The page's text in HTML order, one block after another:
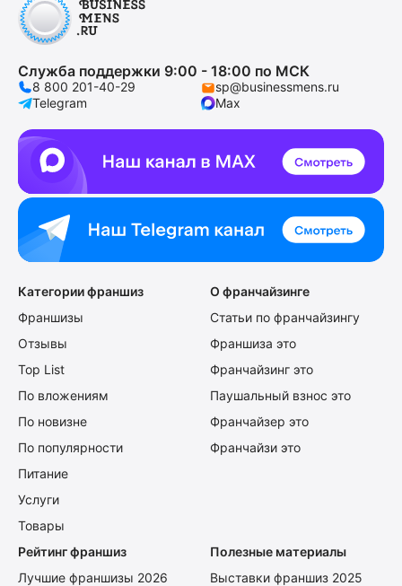
Служба поддержки 9:00 - 18:00 по МСК
8 800 201-40-29
sp@businessmens.ru
Telegram
Max
Категории франшиз
Франшизы
Отзывы
Top List
По вложениям
По новизне
По популярности
Питание
Услуги
Товары
О франчайзинге
Статьи по франчайзингу
Франшиза это
Франчайзинг это
Паушальный взнос это
Франчайзер это
Франчайзи это
Рейтинг франшиз
Лучшие франшизы 2026
Полезные материалы
Выставки франшиз 2025